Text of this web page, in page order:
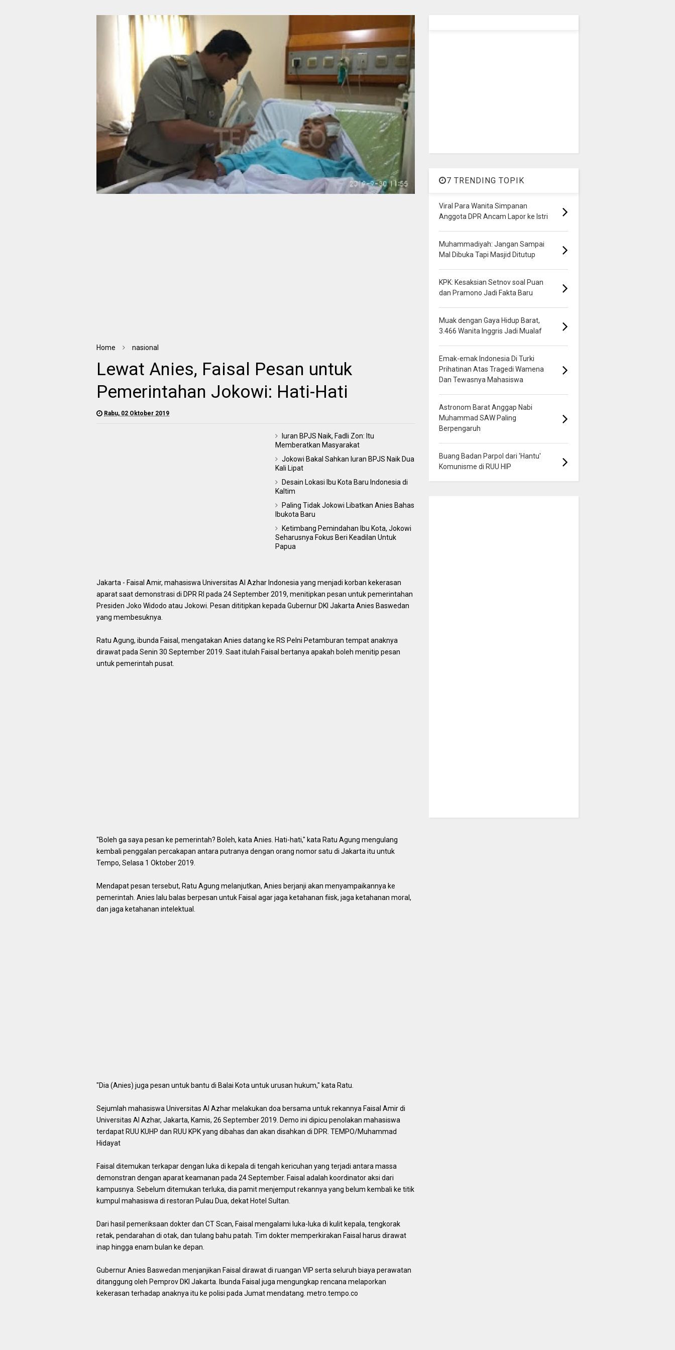
Home nasional
Lewat Anies, Faisal Pesan untuk
Pemerintahan Jokowi: Hati-Hati
Rabu, 02 Oktober 2019
Iuran BPJS Naik, Fadli Zon: Itu
Memberatkan Masyarakat
Jokowi Bakal Sahkan Iuran BPJS Naik Dua
Kali Lipat
Desain Lokasi Ibu Kota Baru Indonesia di
Kaltim
Paling Tidak Jokowi Libatkan Anies Bahas
Ibukota Baru
Ketimbang Pemindahan Ibu Kota, Jokowi
Seharusnya Fokus Beri Keadilan Untuk
Papua
Jakarta - Faisal Amir, mahasiswa Universitas Al Azhar Indonesia yang menjadi korban kekerasan
aparat saat demonstrasi di DPR RI pada 24 September 2019, menitipkan pesan untuk pemerintahan
Presiden Joko Widodo atau Jokowi. Pesan dititipkan kepada Gubernur DKI Jakarta Anies Baswedan
yang membesuknya.
Ratu Agung, ibunda Faisal, mengatakan Anies datang ke RS Pelni Petamburan tempat anaknya
dirawat pada Senin 30 September 2019. Saat itulah Faisal bertanya apakah boleh menitip pesan
untuk pemerintah pusat.
"Boleh ga saya pesan ke pemerintah? Boleh, kata Anies. Hati-hati," kata Ratu Agung mengulang
kembali penggalan percakapan antara putranya dengan orang nomor satu di Jakarta itu untuk
Tempo, Selasa 1 Oktober 2019.
Mendapat pesan tersebut, Ratu Agung melanjutkan, Anies berjanji akan menyampaikannya ke
pemerintah. Anies lalu balas berpesan untuk Faisal agar jaga ketahanan fiisk, jaga ketahanan moral,
dan jaga ketahanan intelektual.
"Dia (Anies) juga pesan untuk bantu di Balai Kota untuk urusan hukum," kata Ratu.
Sejumlah mahasiswa Universitas Al Azhar melakukan doa bersama untuk rekannya Faisal Amir di
Universitas Al Azhar, Jakarta, Kamis, 26 September 2019. Demo ini dipicu penolakan mahasiswa
terdapat RUU KUHP dan RUU KPK yang dibahas dan akan disahkan di DPR. TEMPO/Muhammad
Hidayat
Faisal ditemukan terkapar dengan luka di kepala di tengah kericuhan yang terjadi antara massa
demonstran dengan aparat keamanan pada 24 September. Faisal adalah koordinator aksi dari
kampusnya. Sebelum ditemukan terluka, dia pamit menjemput rekannya yang belum kembali ke titik
kumpul mahasiswa di restoran Pulau Dua, dekat Hotel Sultan.
Dari hasil pemeriksaan dokter dan CT Scan, Faisal mengalami luka-luka di kulit kepala, tengkorak
retak, pendarahan di otak, dan tulang bahu patah. Tim dokter memperkirakan Faisal harus dirawat
inap hingga enam bulan ke depan.
Gubernur Anies Baswedan menjanjikan Faisal dirawat di ruangan VIP serta seluruh biaya perawatan
ditanggung oleh Pemprov DKI Jakarta. Ibunda Faisal juga mengungkap rencana melaporkan
kekerasan terhadap anaknya itu ke polisi pada Jumat mendatang. metro.tempo.co
7 TRENDING TOPIK
Viral Para Wanita Simpanan
Anggota DPR Ancam Lapor ke Istri
Muhammadiyah: Jangan Sampai
Mal Dibuka Tapi Masjid Ditutup
KPK: Kesaksian Setnov soal Puan
dan Pramono Jadi Fakta Baru
Muak dengan Gaya Hidup Barat,
3.466 Wanita Inggris Jadi Mualaf
Emak-emak Indonesia Di Turki
Prihatinan Atas Tragedi Wamena
Dan Tewasnya Mahasiswa
Astronom Barat Anggap Nabi
Muhammad SAW Paling
Berpengaruh
Buang Badan Parpol dari 'Hantu'
Komunisme di RUU HIP